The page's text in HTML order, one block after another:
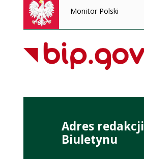
Monitor Polski
Adres redakcji
Biuletynu